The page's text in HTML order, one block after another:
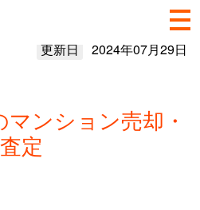
更新日 2024年07月29日
ンション売却・
査定